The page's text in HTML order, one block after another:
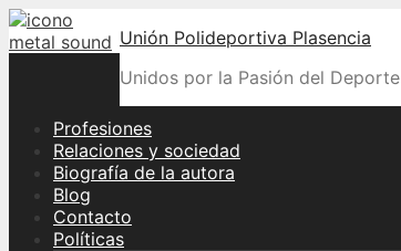
Skip
to
Unión Polideportiva Plasencia
Unidos por la Pasión del Deporte
Profesiones
Relaciones y sociedad
Biografía de la autora
Blog
Contacto
Políticas